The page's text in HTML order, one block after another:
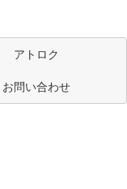
アトロク
お問い合わせ